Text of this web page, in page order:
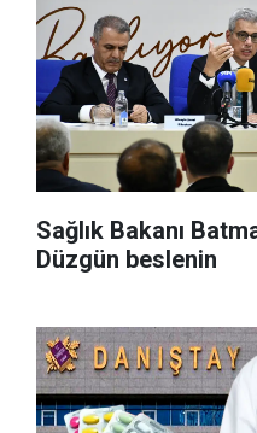
Sağlık Bakanı
Düzgün beslenin